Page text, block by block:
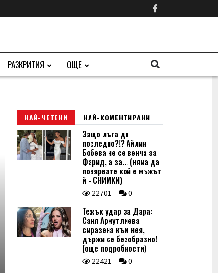
РАЗКРИТИЯ ОЩЕ
НАЙ-ЧЕТЕНИ НАЙ-КОМЕНТИРАНИ
Защо лъга до
последно?!? Айлин
Бобева не се венча за
Фарид, а за... (няма да
повярвате кой е мъжът
й - СНИМКИ)
22701 0
Тежък удар за Дара:
Саня Армутлиева
смразена към нея,
държи се безобразно!
(още подробности)
22421 0